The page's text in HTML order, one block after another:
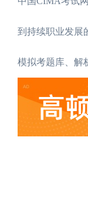
到持续职业发展
模拟考题库、解